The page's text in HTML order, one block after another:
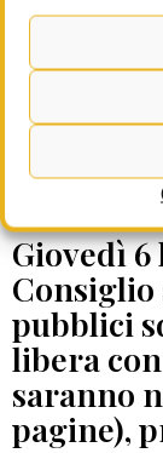
DATE DA
Giovedì 6
pubblici
libera
saranno
pagine),